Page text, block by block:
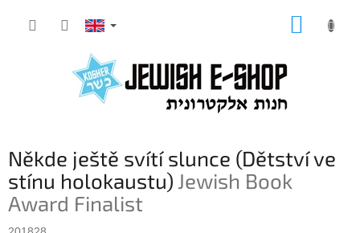
Někde ještě svítí slunce (Dětství ve
stínu holokaustu) Jewish Book
Award Finalist